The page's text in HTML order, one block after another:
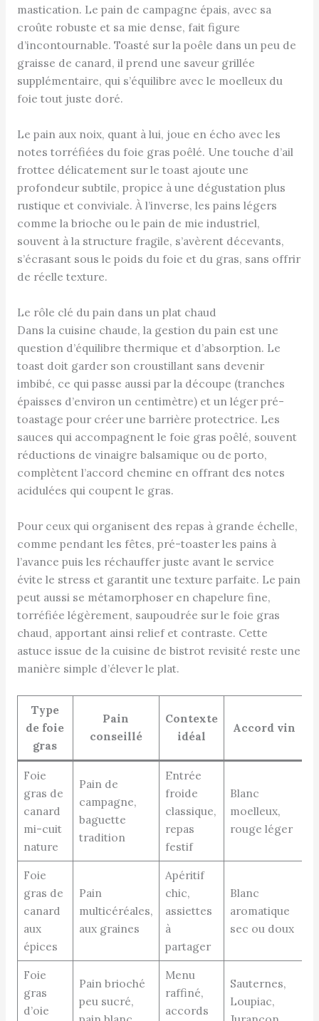
mastication. Le pain de campagne épais, avec sa
croûte robuste et sa mie dense, fait figure
d’incontournable. Toasté sur la poêle dans un peu de
graisse de canard, il prend une saveur grillée
supplémentaire, qui s’équilibre avec le moelleux du
foie tout juste doré.
Le pain aux noix, quant à lui, joue en écho avec les
notes torréfiées du foie gras poêlé. Une touche d’ail
frottee délicatement sur le toast ajoute une
profondeur subtile, propice à une dégustation plus
rustique et conviviale. À l’inverse, les pains légers
comme la brioche ou le pain de mie industriel,
souvent à la structure fragile, s’avèrent décevants,
s’écrasant sous le poids du foie et du gras, sans offrir
de réelle texture.
Le rôle clé du pain dans un plat chaud
Dans la cuisine chaude, la gestion du pain est une
question d’équilibre thermique et d’absorption. Le
toast doit garder son croustillant sans devenir
imbibé, ce qui passe aussi par la découpe (tranches
épaisses d’environ un centimètre) et un léger pré-
toastage pour créer une barrière protectrice. Les
sauces qui accompagnent le foie gras poêlé, souvent
réductions de vinaigre balsamique ou de porto,
complètent l’accord chemine en offrant des notes
acidulées qui coupent le gras.
Pour ceux qui organisent des repas à grande échelle,
comme pendant les fêtes, pré-toaster les pains à
l’avance puis les réchauffer juste avant le service
évite le stress et garantit une texture parfaite. Le pain
peut aussi se métamorphoser en chapelure fine,
torréfiée légèrement, saupoudrée sur le foie gras
chaud, apportant ainsi relief et contraste. Cette
astuce issue de la cuisine de bistrot revisité reste une
manière simple d’élever le plat.
Type
de foie
gras
Pain
conseillé
Contexte
idéal
Accord vin
Foie
gras de
canard
mi-cuit
nature
Pain de
campagne,
baguette
tradition
Entrée
froide
classique,
repas
festif
Blanc
moelleux,
rouge léger
Foie
gras de
canard
aux
épices
Pain
multicéréales,
aux graines
Apéritif
chic,
assiettes
à
partager
Blanc
aromatique
sec ou doux
Foie
gras
d’oie
Pain brioché
peu sucré,
Menu
raffiné,
accords
Sauternes,
Loupiac,